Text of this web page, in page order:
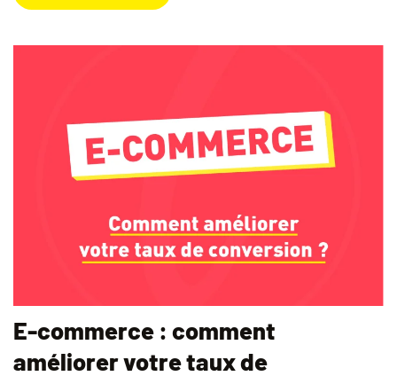
E-commerce : comment
améliorer votre taux de